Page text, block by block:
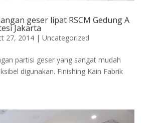
geser lipat RSCM Gedung A
Jakarta
27, 2014| Uncategorized
partisi geser yang sangat mudah
digunakan. Finishing Kain Fabrik